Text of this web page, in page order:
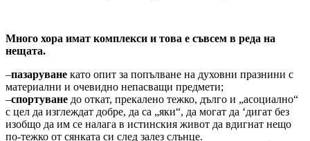
Много хора имат комплекси и това е съвсем в реда на
нещата.
–пазаруване като опит за попълване на духовни празнини с
материални и очевидно непасващи предмети;
–спортуване до откат, прекалено тежко, дълго и „асоциално“
с цел да изглеждат добре, да са „яки“, да могат да ‘дигат без
изобщо да им се налага в истинския живот да вдигнат нещо
по-тежко от сянката си след залез слънце.